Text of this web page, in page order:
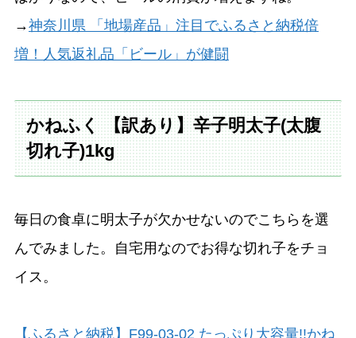
→神奈川県 「地場産品」注目でふるさと納税倍
増！人気返礼品「ビール」が健闘
かねふく 【訳あり】辛子明太子(太腹
切れ子)1kg
毎日の食卓に明太子が欠かせないのでこちらを選
んでみました。自宅用なのでお得な切れ子をチョ
イス。
【ふるさと納税】F99-03-02 たっぷり大容量!!かね